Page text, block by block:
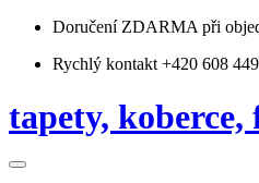
Doručení ZDARMA při
Rychlý kontakt +420 608
tapety,